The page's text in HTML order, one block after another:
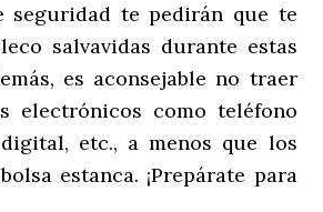
seguridad te pedirán que te
salvavidas durante estas
es aconsejable no traer
electrónicos como teléfono
etc., a menos que los
estanca. ¡Prepárate para